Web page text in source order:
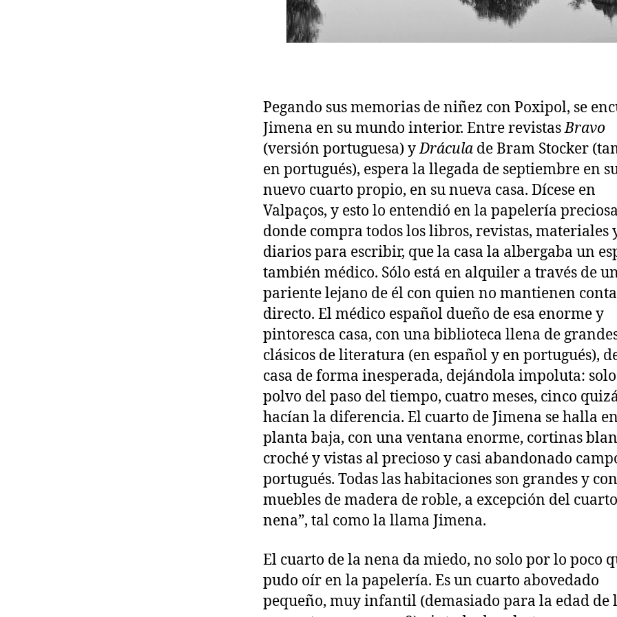
Pegando sus memorias de niñez con Poxipol, se
Jimena en su mundo interior. Entre revistasBravo
(versión portuguesa) yDrácula de Bram Stocker
en portugués), espera la llegada de septiembre en
nuevo cuarto propio, en su nueva casa. Dícese en
Valpaços, y esto lo entendió en la papelería
donde compra todos los libros, revistas, materiales
diarios para escribir, que la casa la albergaba un
también médico. Sólo está en alquiler a través de
pariente lejano de él con quien no mantienen
directo. El médico español dueño de esa enorme y
pintoresca casa, con una biblioteca llena de
clásicos de literatura (en español y en portugués),
casa de forma inesperada, dejándola impoluta:
polvo del paso del tiempo, cuatro meses, cinco
hacían la diferencia. El cuarto de Jimena se halla
planta baja, con una ventana enorme, cortinas
croché y vistas al precioso y casi abandonado
portugués. Todas las habitaciones son grandes y con
muebles de madera de roble, a excepción del
nena”, tal como la llama Jimena.
El cuarto de la nena da miedo, no solo por lo poco
pudo oír en la papelería. Es un cuarto abovedado
pequeño, muy infantil (demasiado para la edad de